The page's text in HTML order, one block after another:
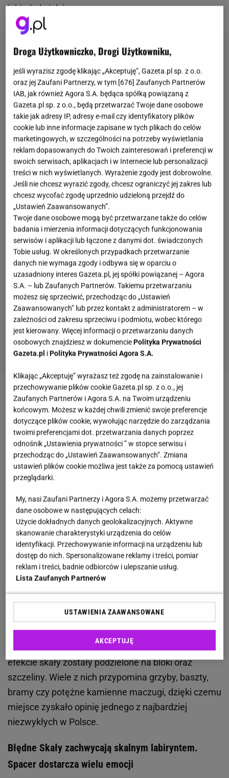
jakimkolwiek innym.
Zobacz wideoUstroń lepszą wersją Zakopanego?
Sprawdziliśmy to!
Jak powstały Błędne Skały? Tak natura stworzyła
jeden z cudów Gór Stołowych
Błędne Skały znajdują się na terenie Parku
Narodowego Gór Stołowych, pomiędzy Kudową
Zdrojem a Karłowem, niedaleko granicy z Czechami.
Skalny labirynt leży na wysokości od około 850 do
915 metrów nad poziomem morza i zajmuje
powierzchnię około 22 hektarów.To jeden z
najcenniejszych przyrodniczo fragmentów całego
Malownicze formacje powstały z piaskowców, które
przez miliony lat były kształtowane przez wodę,
wiatr i zmieniające się warunki atmosferyczne. W
efekcie skały zostały podzielone na bloki oraz
szczeliny. Wiele z nich przypomina grzyby, baszty,
bramy czy potężne kamienne maczugi, dzięki czemu
miejsce zyskało opinię jednego z najbardziej
niezwykłych w Polsce.
Błędne Skały zachwycają skalnym labiryntem.
Spacer dostarcza wielu emocji
Droga Użytkowniczko, Drogi Użytkowniku,
jeśli wyrazisz zgodę klikając „Akceptuję”, Gazeta.pl sp. z o.o.
oraz jej Zaufani Partnerzy, w tym [676] Zaufanych Partnerów
IAB, jak również Agora S.A. będąca spółką powiązaną z
Gazeta.pl sp. z o.o., będą przetwarzać Twoje dane osobowe
takie jak adresy IP, adresy e-mail czy identyfikatory plików
cookie lub inne informacje zapisane w tych plikach do celów
marketingowych, w szczególności na potrzeby wyświetlania
reklam dopasowanych do Twoich zainteresowań i preferencji w
swoich serwisach, aplikacjach i w Internecie lub personalizacji
treści w nich wyświetlanych. Wyrażenie zgody jest dobrowolne.
Jeśli nie chcesz wyrazić zgody, chcesz ograniczyć jej zakres lub
chcesz wycofać zgodę uprzednio udzieloną przejdź do
„Ustawień Zaawansowanych”.
Twoje dane osobowe mogą być przetwarzane także do celów
badania i mierzenia informacji dotyczących funkcjonowania
serwisów i aplikacji lub łączone z danymi dot. świadczonych
Tobie usług. W określonych przypadkach przetwarzanie
danych nie wymaga zgody i odbywa się w oparciu o
uzasadniony interes Gazeta.pl, jej spółki powiązanej – Agora
S.A. – lub Zaufanych Partnerów. Takiemu przetwarzaniu
możesz się sprzeciwić, przechodząc do „Ustawień
Zaawansowanych” lub przez kontakt z administratorem – w
zależności od zakresu sprzeciwu i podmiotu, wobec którego
jest kierowany. Więcej informacji o przetwarzaniu danych
osobowych znajdziesz w dokumenciePolityka Prywatności
Gazeta.pl iPolityka Prywatności Agora S.A.
Klikając „Akceptuję” wyrażasz też zgodę na zainstalowanie i
przechowywanie plików cookie Gazeta.pl sp. z o.o., jej
Zaufanych Partnerów i Agora S.A. na Twoim urządzeniu
końcowym. Możesz w każdej chwili zmienić swoje preferencje
dotyczące plików cookie, wywołując narzędzie do zarządzania
twoimi preferencjami dot. przetwarzania danych poprzez
odnośnik „Ustawienia prywatności ” w stopce serwisu i
przechodząc do „Ustawień Zaawansowanych”. Zmiana
ustawień plików cookie możliwa jest także za pomocą ustawień
przeglądarki.
My, nasi Zaufani Partnerzy i Agora S.A. możemy przetwarzać
dane osobowe w następujących celach:
Użycie dokładnych danych geolokalizacyjnych. Aktywne
skanowanie charakterystyki urządzenia do celów
identyfikacji. Przechowywanie informacji na urządzeniu lub
dostęp do nich. Spersonalizowane reklamy i treści, pomiar
reklam i treści, badnie odbiorców i ulepszanie usług.
Lista Zaufanych Partnerów
USTAWIENIA ZAAWANSOWANE
AKCEPTUJĘ